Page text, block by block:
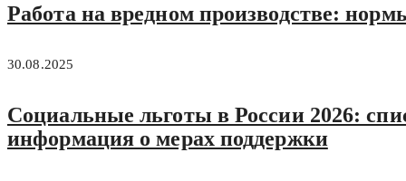
Работа на вредном производстве:
30.08.2025
Социальные льготы в России 2026:
информация о мерах поддержки